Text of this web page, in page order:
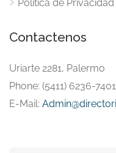
Política de Privacidad
Contactenos
Uriarte 2281, Palermo
Phone: (5411) 6236-7401
E-Mail: